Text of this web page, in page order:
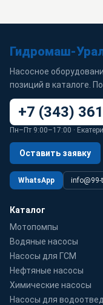
Гидромаш-
Насосное
позиций в каталоге.
+7 (343)
Пн–Пт 9:00–17:00 ·
Оставить заявку
WhatsApp info@99-
Каталог
Мотопомпы
Водяные насосы
Насосы для ГСМ
Нефтяные насосы
Химические насосы
Насосы для